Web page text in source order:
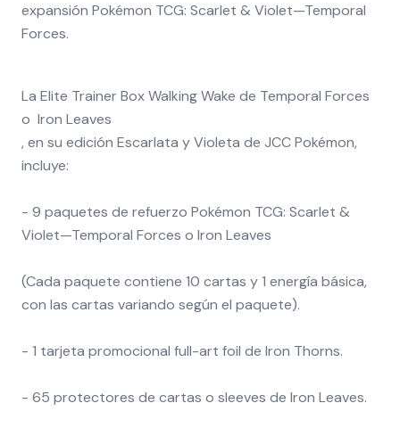
expansión Pokémon TCG: Scarlet & Violet—Temporal
Forces.
La Elite Trainer Box Walking Wake de Temporal Forces
o Iron Leaves
, en su edición Escarlata y Violeta de JCC Pokémon,
incluye:
- 9 paquetes de refuerzo Pokémon TCG: Scarlet &
Violet—Temporal Forces o Iron Leaves
(Cada paquete contiene 10 cartas y 1 energía básica,
con las cartas variando según el paquete).
- 1 tarjeta promocional full-art foil de Iron Thorns.
- 65 protectores de cartas o sleeves de Iron Leaves.